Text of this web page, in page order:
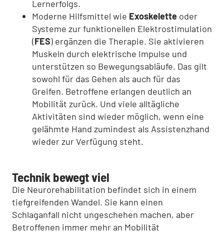
Lernerfolgs.
Moderne Hilfsmittel wie Exoskelette oder
Systeme zur funktionellen Elektrostimulation
(FES) ergänzen die Therapie. Sie aktivieren
Muskeln durch elektrische Impulse und
unterstützen so Bewegungsabläufe. Das gilt
sowohl für das Gehen als auch für das
Greifen. Betroffene erlangen deutlich an
Mobilität zurück. Und viele alltägliche
Aktivitäten sind wieder möglich, wenn eine
gelähmte Hand zumindest als Assistenzhand
wieder zur Verfügung steht.
Technik bewegt viel
Die Neurorehabilitation befindet sich in einem
tiefgreifenden Wandel. Sie kann einen
Schlaganfall nicht ungeschehen machen, aber
Betroffenen immer mehr an Mobilität